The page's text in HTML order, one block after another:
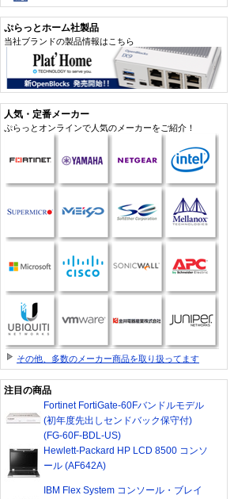
ぷらっとホーム社製品
当社ブランドの製品情報はこちら
人気・定番メーカー
ぷらっとオンラインで人気のメーカーをご紹介！
その他、多数のメーカー商品を取り扱ってます
注目の商品
Fortinet FortiGate-60Fバンドルモデル
(初年度先出しセンドバック保守付)
(FG-60F-BDL-US)
Hewlett-Packard HP LCD 8500 コンソ
ール (AF642A)
IBM Flex System コンソール・ブレイ